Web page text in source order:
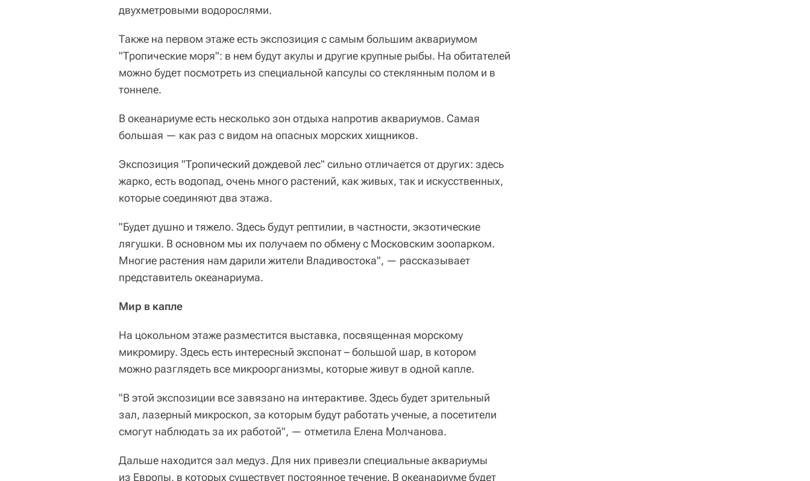
двухметровыми водорослями.
Также на первом этаже есть экспозиция с самым большим аквариумом
"Тропические моря": в нем будут акулы и другие крупные рыбы. На обитателей
можно будет посмотреть из специальной капсулы со стеклянным полом и в
тоннеле.
В океанариуме есть несколько зон отдыха напротив аквариумов. Самая
большая — как раз с видом на опасных морских хищников.
Экспозиция "Тропический дождевой лес" сильно отличается от других: здесь
жарко, есть водопад, очень много растений, как живых, так и искусственных,
которые соединяют два этажа.
"Будет душно и тяжело. Здесь будут рептилии, в частности, экзотические
лягушки. В основном мы их получаем по обмену с Московским зоопарком.
Многие растения нам дарили жители Владивостока", — рассказывает
представитель океанариума.
Мир в капле
На цокольном этаже разместится выставка, посвященная морскому
микромиру. Здесь есть интересный экспонат – большой шар, в котором
можно разглядеть все микроорганизмы, которые живут в одной капле.
"В этой экспозиции все завязано на интерактиве. Здесь будет зрительный
зал, лазерный микроскоп, за которым будут работать ученые, а посетители
смогут наблюдать за их работой", — отметила Елена Молчанова.
Дальше находится зал медуз. Для них привезли специальные аквариумы
из Европы, в которых существует постоянное течение. В океанариуме будет